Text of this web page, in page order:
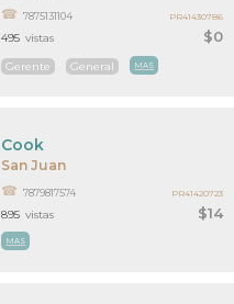
$0
7875131104
Gerente General MAS
495 vistas
PR41430786
San Juan
$14
Cook
7879817574
MAS
895 vistas
PR41420723